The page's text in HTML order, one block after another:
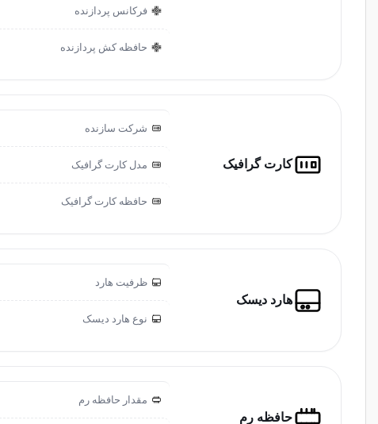
فرکانس پردازنده
حافظه کش پردازنده
کارت گرافیک
شرکت سازنده
مدل کارت گرافیک
حافظه کارت گرافیک
هارد دیسک
ظرفیت هارد
نوع هارد دیسک
حافظه رم
مقدار حافظه رم